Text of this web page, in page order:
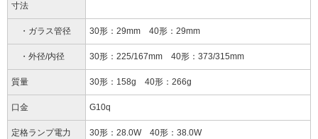
寸法
・ガラス管径 30形：29mm 40形：29mm
・外径/内径 30形：225/167mm 40形：373/315mm
質量 30形：158g 40形：266g
口金 G10q
定格ランプ電力 30形：28.0W 40形：38.0W